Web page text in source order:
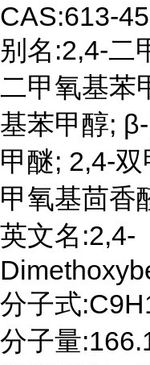
CAS:613-
别名:2,4-二
二甲氧基苯
基苯甲醇;
甲醚; 2,4-
甲氧基茴香
英文名:2,4-
分子式
分子量